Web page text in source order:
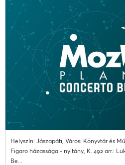
Helyszín: Jászapáti, Városi Könyvtár és
Figaro házassága - nyitány, K. 492 arr.:
Be...